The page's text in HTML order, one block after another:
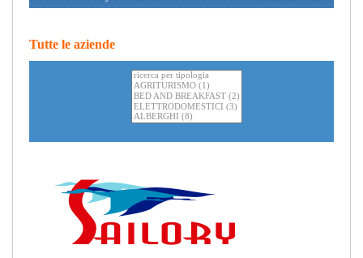
Tutte le aziende